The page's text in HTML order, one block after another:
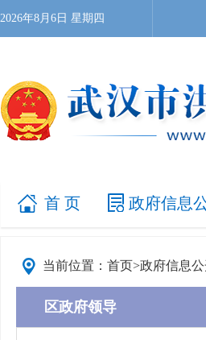
2026年8月6日 星期四
首 页 政府信息
当前位置： 首页>政府信息
区政府领导